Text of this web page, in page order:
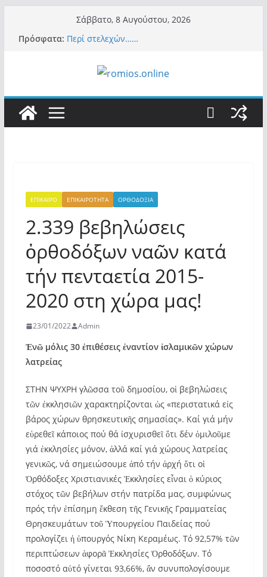
περιεχόμενο
Σάββατο, 8 Αυγούστου, 2026
Πρόσφατα: Περί στελεχών……
είναι το Κίνημα της Μ.Καρυστιανού και όχι
το διεφθαρμένο σύστημα εξουσίας»
Κασιδιάρη – Οι ένοικοι του Μαξίμου σε
πανικό, πατριωτικό τσουνάμι σαρώνει την
«Έλληνες» η κυβέρνηση! (φωτο)
ΕΠΙΚΑΙΡΟ ΕΠΙΚΑΙΡΟΤΗΤΑ ΟΡΘΟΔΟΞΙΑ
2.339 βεβηλώσεις
ὀρθοδόξων ναῶν κατά
τήν πενταετία 2015-
2020 στη χώρα μας!
23/01/2022 Admin
Ἐνῶ μόλις 30 ἐπιθέσεις ἐναντίον ἰσλαμικῶν χώρων
λατρείας
ΣΤΗΝ ΨΥΧΡΗ γλῶσσα τοῦ δημοσίου, οἱ βεβηλώσεις
τῶν ἐκκλησιῶν χαρακτηρίζονται ὡς «περιστατικά εἰς
βάρος χώρων θρησκευτικῆς σημασίας». Καί γιά μήν
εὑρεθεῖ κάποιος πού θά ἰσχυρισθεῖ ὅτι δέν ὁμιλοῦμε
γιά ἐκκλησίες μόνον, ἀλλά καί γιά χώρους λατρείας
γενικῶς, νά σημειώσουμε ἀπό τήν ἀρχή ὅτι οἱ
Ὀρθόδοξες Χριστιανικές Ἐκκλησίες εἶναι ὁ κύριος
στόχος τῶν βεβήλων στήν πατρίδα μας, συμφώνως
πρός τήν ἐπίσημη ἔκθεση τῆς Γενικῆς Γραμματείας
Θρησκευμάτων τοῦ Ὑπουργείου Παιδείας πού
προλογίζει ἡ ὑπουργός Νίκη Κεραμέως. Τό 92,57% τῶν
περιπτώσεων ἀφορᾶ Ἐκκλησίες Ὀρθοδόξων. Τό
ποσοστό αὐτό γίνεται 93,66%, ἄν συνυπολογίσουμε